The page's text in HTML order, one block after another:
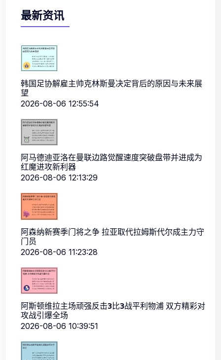
最新资讯
韩国足协解雇主帅克林斯曼决定背后的原因与未来展
望
2026-08-06 12:55:54
阿马德迪亚洛在曼联边路觉醒速度突破盘带并进成为
红魔进攻新利器
2026-08-06 12:13:29
阿森纳新赛季门将之争 拉亚取代拉姆斯代尔成主力守
门员
2026-08-06 11:23:28
阿斯顿维拉主场顽强反击3比3战平利物浦 双方精彩对
攻战引爆全场
2026-08-06 10:39:51